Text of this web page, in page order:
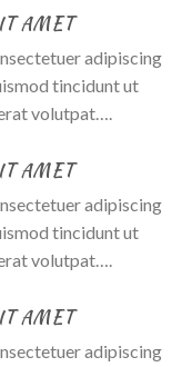
AMET
adipiscing
tincidunt ut
volutpat….
AMET
adipiscing
tincidunt ut
volutpat….
AMET
adipiscing